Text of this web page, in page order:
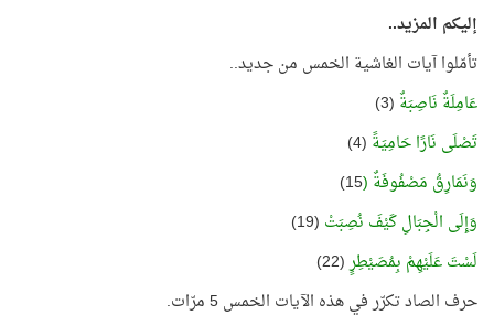
إليكم المزيد..
تأمّلوا آيات الغاشية الخمس من جديد..
عَامِلَةٌ نَاصِبَةٌ (3)
تَصْلَى نَارًا حَامِيَةً (4)
وَنَمَارِقُ مَصْفُوفَةٌ (15)
وَإِلَى الْجِبَالِ كَيْفَ نُصِبَتْ (19)
لَسْتَ عَلَيْهِمْ بِمُصَيْطِرٍ(22)
حرف الصاد تكرّر في هذه الآيات الخمس 5 مرّات.